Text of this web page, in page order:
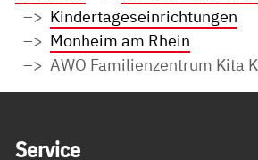
Kindertageseinrichtungen
Monheim am Rhein
AWO Familienzentrum Kita
Ser­vice